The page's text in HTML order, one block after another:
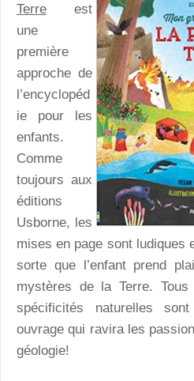
Terre est
une
première
approche de
l’encyclopéd
ie pour les
enfants.
Comme
toujours aux
éditions
Usborne, les
mises en page sont ludiques
sorte que l’enfant prend
mystères de la Terre.
spécificités naturelles
ouvrage qui ravira les
géologie!